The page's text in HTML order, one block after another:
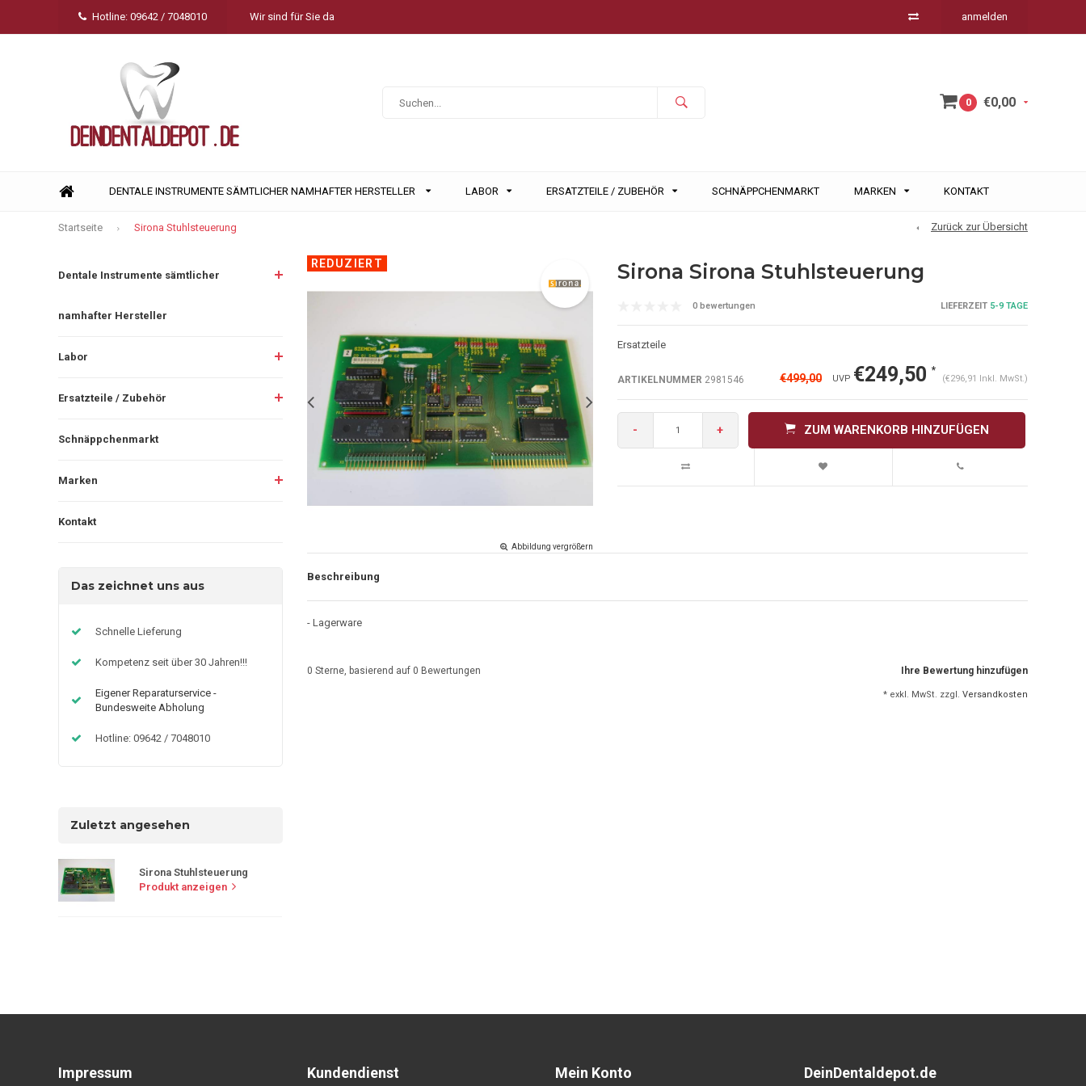
Hotline: 09642 / 7048010 Wir sind für Sie da anmelden
0 €0,00
DENTALE INSTRUMENTE SÄMTLICHER NAMHAFTER HERSTELLER LABOR ERSATZTEILE / ZUBEHÖR SCHNÄPPCHENMARKT MARKEN KONTAKT
Startseite Sirona Stuhlsteuerung Zurück zur Übersicht
Dentale Instrumente sämtlicher
namhafter Hersteller
Labor
Ersatzteile / Zubehör
Schnäppchenmarkt
Marken
Kontakt
Das zeichnet uns aus
Schnelle Lieferung
Kompetenz seit über 30 Jahren!!!
Eigener Reparaturservice -
Bundesweite Abholung
Hotline: 09642 / 7048010
Zuletzt angesehen
Sirona Stuhlsteuerung
Produkt anzeigen
REDUZIERT
Abbildung vergrößern
Sirona Sirona Stuhlsteuerung
0 bewertungen LIEFERZEIT5-9 TAGE
Ersatzteile
ARTIKELNUMMER 2981546 €499,00 UVP €249,50 *
(€296,91 Inkl. MwSt.)
- + ZUM WARENKORB HINZUFÜGEN
Beschreibung
- Lagerware
Ihre Bewertung hinzufügen
0 Sterne, basierend auf 0 Bewertungen
* exkl. MwSt. zzgl. Versandkosten
Impressum Kundendienst Mein Konto DeinDentaldepot.de